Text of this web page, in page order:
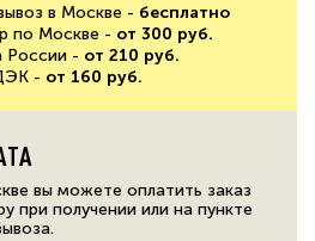
в Москве - бесплатно
по Москве - от 300 руб.
России - от 210 руб.
- от 160 руб.
вы можете оплатить заказ
при получении или на пункте